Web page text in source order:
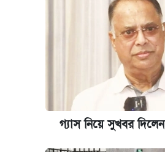
গ্যাস নিয়ে সুখবর দিলেন